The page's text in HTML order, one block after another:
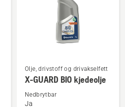
flere
detaljer
om
Olje, drivstoff og drivakselfett
X-GUARD BIO kjedeolje
Nedbrytbar
Ja